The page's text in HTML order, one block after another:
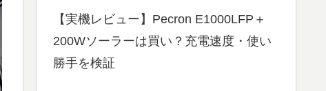
【実機レビュー】Pecron E1000LFP＋
200Wソーラーは買い？充電速度・使い
勝手を検証